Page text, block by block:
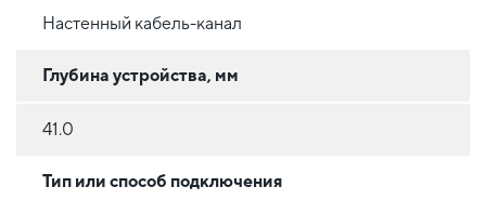
Настенный кабель-канал
Глубина устройства, мм
41.0
Тип или способ подключения